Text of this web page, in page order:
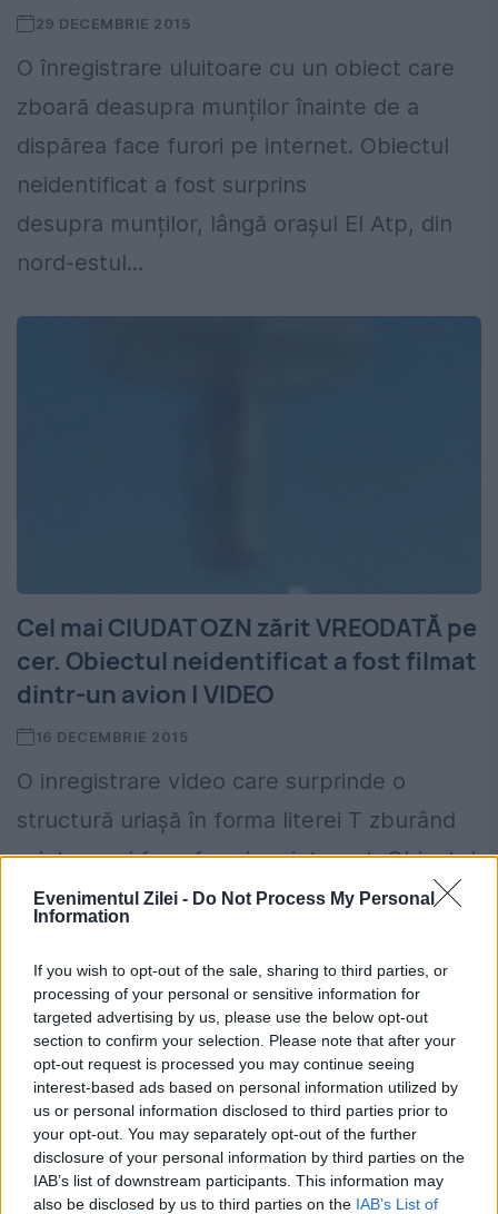
Evenimentul Zilei - Do Not Process My Personal
Information
If you wish to opt-out of the sale, sharing to third parties, or
processing of your personal or sensitive information for
targeted advertising by us, please use the below opt-out
section to confirm your selection. Please note that after your
opt-out request is processed you may continue seeing
interest-based ads based on personal information utilized by
us or personal information disclosed to third parties prior to
your opt-out. You may separately opt-out of the further
disclosure of your personal information by third parties on the
IAB’s list of downstream participants. This information may
also be disclosed by us to third parties on the IAB’s List of
29 DECEMBRIE 2015
O înregistrare uluitoare cu un obiect care
zboară deasupra munților înainte de a
dispărea face furori pe internet. Obiectul
neidentificat a fost surprins
desupra munților, lângă orașul El Atp, din
nord-estul...
Cel mai CIUDAT OZN zărit VREODATĂ pe
cer. Obiectul neidentificat a fost filmat
dintr-un avion | VIDEO
16 DECEMBRIE 2015
O inregistrare video care surprinde o
structură uriaşă în forma literei T zburând
printre nori face furori pe internet. Obiectul
ciudat a fost filmat dintr-un avion, deasupra